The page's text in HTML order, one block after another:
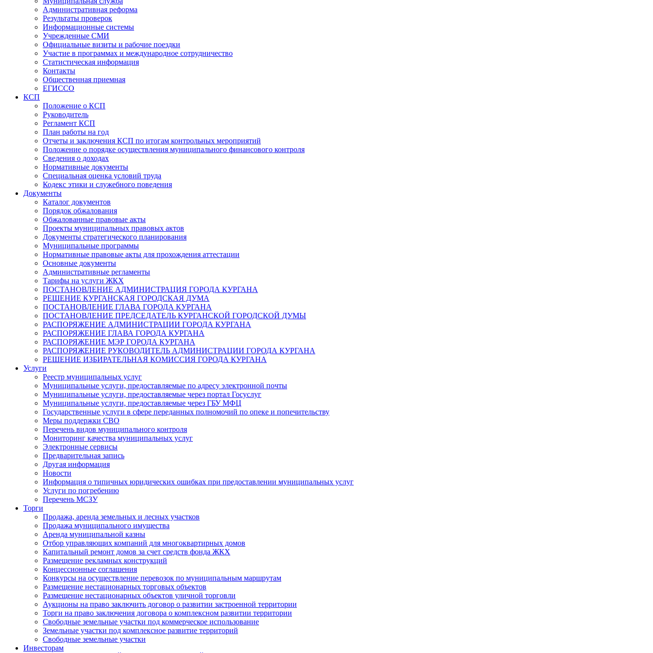
Административная реформа
Результаты проверок
Информационные системы
Учрежденные СМИ
Официальные визиты и рабочие поездки
Участие в программах и международное сотрудничество
Статистическая информация
Контакты
Общественная приемная
ЕГИССО
КСП
Положение о КСП
Руководитель
Регламент КСП
План работы на год
Отчеты и заключения КСП по итогам контрольных мероприятий
Положение о порядке осуществления муниципального финансового контроля
Сведения о доходах
Нормативные документы
Специальная оценка условий труда
Кодекс этики и служебного поведения
Документы
Каталог документов
Порядок обжалования
Обжалованные правовые акты
Проекты муниципальных правовых актов
Документы стратегического планирования
Муниципальные программы
Нормативные правовые акты для прохождения аттестации
Основные документы
Административные регламенты
Тарифы на услуги ЖКХ
ПОСТАНОВЛЕНИЕ АДМИНИСТРАЦИЯ ГОРОДА КУРГАНА
РЕШЕНИЕ КУРГАНСКАЯ ГОРОДСКАЯ ДУМА
ПОСТАНОВЛЕНИЕ ГЛАВА ГОРОДА КУРГАНА
ПОСТАНОВЛЕНИЕ ПРЕДСЕДАТЕЛЬ КУРГАНСКОЙ ГОРОДСКОЙ ДУМЫ
РАСПОРЯЖЕНИЕ АДМИНИСТРАЦИИ ГОРОДА КУРГАНА
РАСПОРЯЖЕНИЕ ГЛАВА ГОРОДА КУРГАНА
РАСПОРЯЖЕНИЕ МЭР ГОРОДА КУРГАНА
РАСПОРЯЖЕНИЕ РУКОВОДИТЕЛЬ АДМИНИСТРАЦИИ ГОРОДА КУРГАНА
РЕШЕНИЕ ИЗБИРАТЕЛЬНАЯ КОМИССИЯ ГОРОДА КУРГАНА
Услуги
Реестр муниципальных услуг
Муниципальные услуги, предоставляемые по адресу электронной почты
Муниципальные услуги, предоставляемые через портал Госуслуг
Муниципальные услуги, предоставляемые через ГБУ МФЦ
Государственные услуги в сфере переданных полномочий по опеке и попечительству
Меры поддержки СВО
Перечень видов муниципального контроля
Мониторинг качества муниципальных услуг
Электронные сервисы
Предварительная запись
Другая информация
Новости
Информация о типичных юридических ошибках при предоставлении муниципальных услуг
Услуги по погребению
Перечень МСЗУ
Торги
Продажа, аренда земельных и лесных участков
Продажа муниципального имущества
Аренда муниципальной казны
Отбор управляющих компаний для многоквартирных домов
Капитальный ремонт домов за счет средств фонда ЖКХ
Размещение рекламных конструкций
Концессионные соглашения
Конкурсы на осуществление перевозок по муниципальным маршрутам
Размещение нестационарных торговых объектов
Размещение нестационарных объектов уличной торговли
Аукционы на право заключить договор о развитии застроенной территории
Торги на право заключения договора о комплексном развитии территории
Свободные земельные участки под коммерческое использование
Земельные участки под комплексное развитие территорий
Свободные земельные участки
Инвесторам